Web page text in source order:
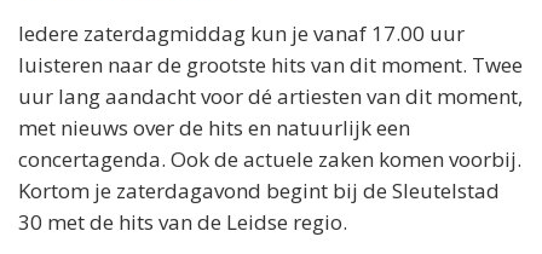
Iedere zaterdagmiddag kun je vanaf 17.00 uur
luisteren naar de grootste hits van dit moment. Twee
uur lang aandacht voor dé artiesten van dit moment,
met nieuws over de hits en natuurlijk een
concertagenda. Ook de actuele zaken komen voorbij.
Kortom je zaterdagavond begint bij de Sleutelstad
30 met de hits van de Leidse regio.